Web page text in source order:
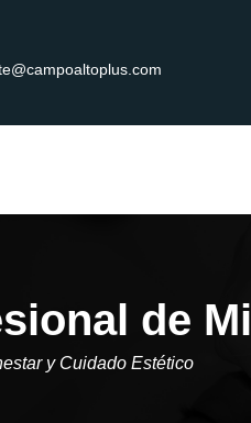
de
y Cuidado Estético